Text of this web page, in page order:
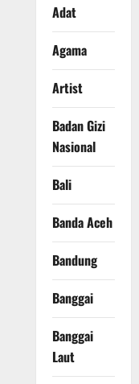
Adat
Agama
Artist
Badan Gizi
Nasional
Bali
Banda Aceh
Bandung
Banggai
Banggai
Laut